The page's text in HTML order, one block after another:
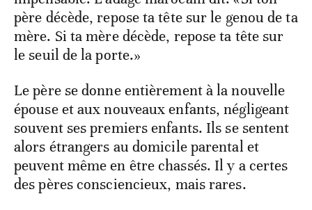
père décède, repose ta tête sur le genou de ta
mère. Si ta mère décède, repose ta tête sur
le seuil de la porte.»
Le père se donne entièrement à la nouvelle
épouse et aux nouveaux enfants, négligeant
souvent ses premiers enfants. Ils se sentent
alors étrangers au domicile parental et
peuvent même en être chassés. Il y a certes
des pères consciencieux, mais rares.